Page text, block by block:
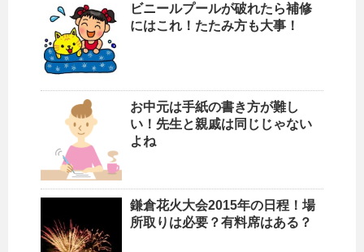
ビニールプールが破れたら補修
にはこれ！たたみ方も大事！
お中元は手紙の書き方が難し
い！先生と親戚は同じじゃない
よね
鎌倉花火大会2015年の日程！場
所取りは必要？有料席はある？